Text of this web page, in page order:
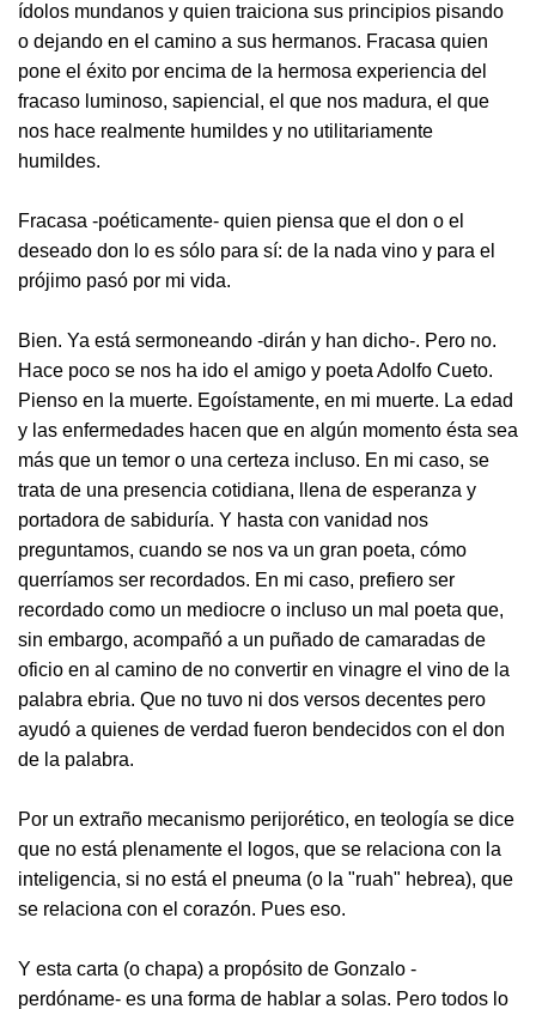
ídolos mundanos y quien traiciona sus principios pisando
o dejando en el camino a sus hermanos. Fracasa quien
pone el éxito por encima de la hermosa experiencia del
fracaso luminoso, sapiencial, el que nos madura, el que
nos hace realmente humildes y no utilitariamente
humildes.
Fracasa -poéticamente- quien piensa que el don o el
deseado don lo es sólo para sí: de la nada vino y para el
prójimo pasó por mi vida.
Bien. Ya está sermoneando -dirán y han dicho-. Pero no.
Hace poco se nos ha ido el amigo y poeta Adolfo Cueto.
Pienso en la muerte. Egoístamente, en mi muerte. La edad
y las enfermedades hacen que en algún momento ésta sea
más que un temor o una certeza incluso. En mi caso, se
trata de una presencia cotidiana, llena de esperanza y
portadora de sabiduría. Y hasta con vanidad nos
preguntamos, cuando se nos va un gran poeta, cómo
querríamos ser recordados. En mi caso, prefiero ser
recordado como un mediocre o incluso un mal poeta que,
sin embargo, acompañó a un puñado de camaradas de
oficio en al camino de no convertir en vinagre el vino de la
palabra ebria. Que no tuvo ni dos versos decentes pero
ayudó a quienes de verdad fueron bendecidos con el don
de la palabra.
Por un extraño mecanismo perijorético, en teología se dice
que no está plenamente el logos, que se relaciona con la
inteligencia, si no está el pneuma (o la "ruah" hebrea), que
se relaciona con el corazón. Pues eso.
Y esta carta (o chapa) a propósito de Gonzalo -
perdóname- es una forma de hablar a solas. Pero todos lo